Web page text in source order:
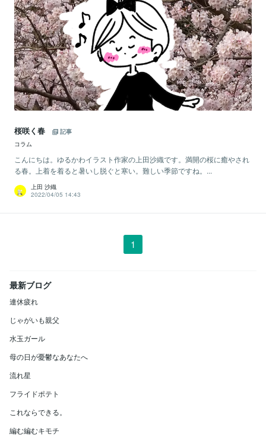
桜咲く春
記事
コラム
こんにちは。ゆるかわイラスト作家の上田沙織です。満開の桜に癒やされ
る春。上着を着ると暑いし脱ぐと寒い。難しい季節ですね。...
上田 沙織
2022/04/05 14:43
1
最新ブログ
連休疲れ
じゃがいも親父
水玉ガール
母の日が憂鬱なあなたへ
流れ星
フライドポテト
これならできる。
編む編むキモチ